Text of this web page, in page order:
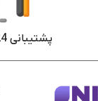
پشتیبانی 24 ساعته